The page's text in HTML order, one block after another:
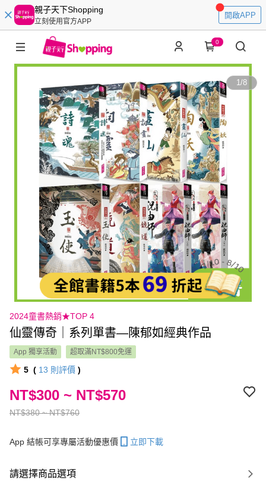
親子天下Shopping
立刻使用官方APP
開啟APP
0
1/8
2024童書熱銷★TOP 4
仙靈傳奇｜系列單書—陳郁如經典作品
App 獨享活動 超取滿NT$800免運
5 ( 13 則評價 )
NT$380 ~ NT$760
NT$300 ~ NT$570
App 結帳可享專屬活動優惠價 立即下載
請選擇商品選項